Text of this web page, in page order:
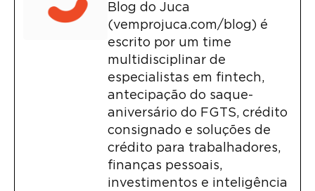
Blog do Juca
(vemprojuca.com/blog) é
escrito por um time
multidisciplinar de
especialistas em fintech,
antecipação do saque-
aniversário do FGTS, crédito
consignado e soluções de
crédito para trabalhadores,
finanças pessoais,
investimentos e inteligência